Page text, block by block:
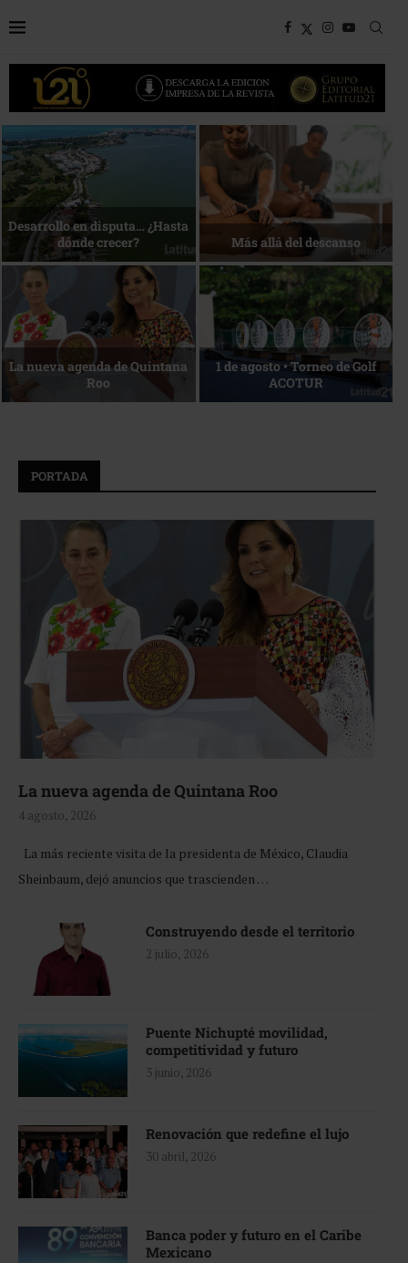
Bottega, un viaje servido a la
mesa
Energía que Impulsa la
competitividad
Reconocimiento de viajeros La esencia del servicio
PORTADA
La nueva agenda de Quintana Roo
4 agosto, 2026
La más reciente visita de la presidenta de México, Claudia
Sheinbaum, dejó anuncios que trascienden …
Construyendo desde el territorio
2 julio, 2026
Puente Nichupté movilidad,
competitividad y futuro
3 junio, 2026
Renovación que redefine el lujo
30 abril, 2026
Banca poder y futuro en el Caribe
Mexicano